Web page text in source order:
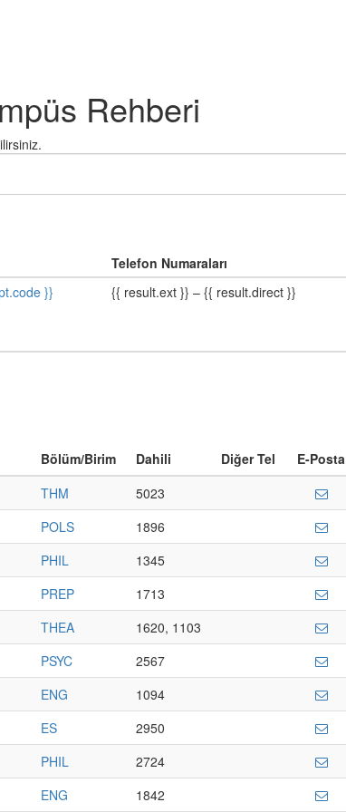
Rehberi
Telefon Numaraları
}} {{ result.ext }} – {{ result.direct }}
Bölüm/Birim Dahili Diğer Tel
E-Posta
THM
5023
POLS
1896
PHIL
1345
PREP
1713
THEA
1620, 1103
PSYC
2567
ENG
1094
ES
2950
PHIL
2724
ENG 1842